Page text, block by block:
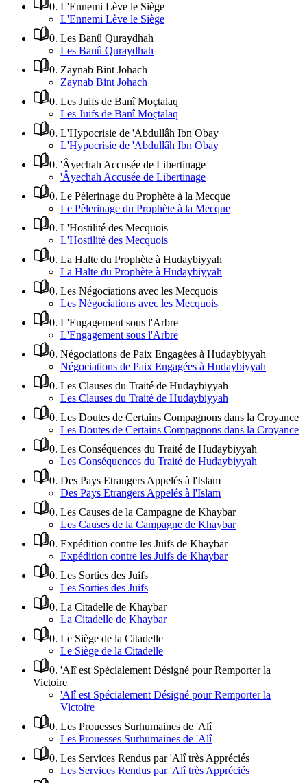
0. L'Ennemi Lève le Siège
L'Ennemi Lève le Siège
0. Les Banû Quraydhah
Les Banû Quraydhah
0. Zaynab Bint Johach
Zaynab Bint Johach
0. Les Juifs de Banî Moçtalaq
Les Juifs de Banî Moçtalaq
0. L'Hypocrisie de 'Abdullâh Ibn Obay
L'Hypocrisie de 'Abdullâh Ibn Obay
0. 'Âyechah Accusée de Libertinage
'Âyechah Accusée de Libertinage
0. Le Pèlerinage du Prophète à la Mecque
Le Pèlerinage du Prophète à la Mecque
0. L'Hostilité des Mecquois
L'Hostilité des Mecquois
0. La Halte du Prophète à Hudaybiyyah
La Halte du Prophète à Hudaybiyyah
0. Les Négociations avec les Mecquois
Les Négociations avec les Mecquois
0. L'Engagement sous l'Arbre
L'Engagement sous l'Arbre
0. Négociations de Paix Engagées à Hudaybiyyah
Négociations de Paix Engagées à Hudaybiyyah
0. Les Clauses du Traité de Hudaybiyyah
Les Clauses du Traité de Hudaybiyyah
0. Les Doutes de Certains Compagnons dans la Croyance
Les Doutes de Certains Compagnons dans la Croyance
0. Les Conséquences du Traité de Hudaybiyyah
Les Conséquences du Traité de Hudaybiyyah
0. Des Pays Etrangers Appelés à l'Islam
Des Pays Etrangers Appelés à l'Islam
0. Les Causes de la Campagne de Khaybar
Les Causes de la Campagne de Khaybar
0. Expédition contre les Juifs de Khaybar
Expédition contre les Juifs de Khaybar
0. Les Sorties des Juifs
Les Sorties des Juifs
0. La Citadelle de Khaybar
La Citadelle de Khaybar
0. Le Siège de la Citadelle
Le Siège de la Citadelle
0. 'Alî est Spécialement Désigné pour Remporter la
Victoire
'Alî est Spécialement Désigné pour Remporter la
Victoire
0. Les Prouesses Surhumaines de 'Alî
Les Prouesses Surhumaines de 'Alî
0. Les Services Rendus par 'Alî très Appréciés
Les Services Rendus par 'Alî très Appréciés